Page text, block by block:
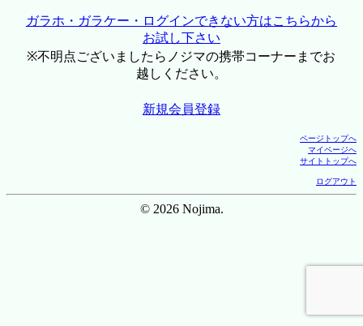
ガラホ・ガラケー・ログインできない方はこちらから
お試し下さい
※不明点ございましたらノジマの携帯コーナーまでお
越しください。
新規会員登録
ページトップへ
マイページへ
サイトトップへ
ログアウト
© 2026 Nojima.